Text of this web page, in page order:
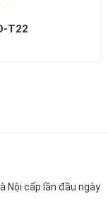
T22
Nội cấp lần đầu ngày